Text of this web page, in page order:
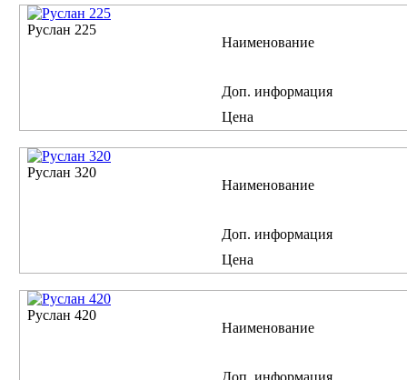
Руслан 225
Наименование
Доп. информация
Цена
Руслан 320
Наименование
Доп. информация
Цена
Руслан 420
Наименование
Доп. информация